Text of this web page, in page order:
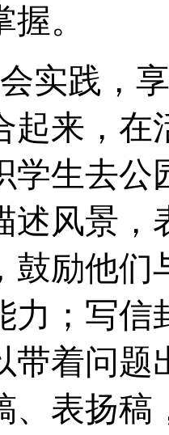
。
实践，
起来，在
学生去公
述风景，
鼓励他
力；写信
带着问题
、表扬稿